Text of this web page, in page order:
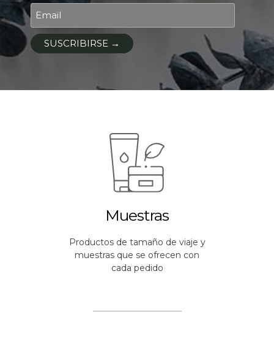
Muestras
Productos de tamaño de viaje y
muestras que se ofrecen con
cada pedido